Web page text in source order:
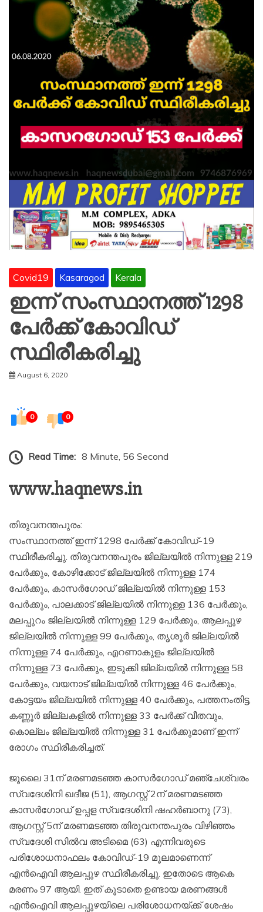
Covid19 Kasaragod Kerala
ഇന്ന് സംസ്ഥാനത്ത് 1298
പേർക്ക് കോവിഡ്
സ്ഥിരീകരിച്ചു
August 6, 2020
0 0
Read Time: 8 Minute, 56 Second
www.haqnews.in
തിരുവനന്തപുരം:
സംസ്ഥാനത്ത് ഇന്ന് 1298 പേര്‍ക്ക് കോവിഡ്-19
സ്ഥിരീകരിച്ചു. തിരുവനന്തപുരം ജില്ലയില്‍ നിന്നുള്ള 219
പേര്‍ക്കും, കോഴിക്കോട് ജില്ലയില്‍ നിന്നുള്ള 174
പേര്‍ക്കും, കാസര്‍ഗോഡ് ജില്ലയില്‍ നിന്നുള്ള 153
പേര്‍ക്കും, പാലക്കാട് ജില്ലയില്‍ നിന്നുള്ള 136 പേര്‍ക്കും,
മലപ്പുറം ജില്ലയില്‍ നിന്നുള്ള 129 പേര്‍ക്കും, ആലപ്പുഴ
ജില്ലയില്‍ നിന്നുള്ള 99 പേര്‍ക്കും, തൃശൂര്‍ ജില്ലയില്‍
നിന്നുള്ള 74 പേര്‍ക്കും, എറണാകുളം ജില്ലയില്‍
നിന്നുള്ള 73 പേര്‍ക്കും, ഇടുക്കി ജില്ലയില്‍ നിന്നുള്ള 58
പേര്‍ക്കും, വയനാട് ജില്ലയില്‍ നിന്നുള്ള 46 പേര്‍ക്കും,
കോട്ടയം ജില്ലയില്‍ നിന്നുള്ള 40 പേര്‍ക്കും, പത്തനംതിട്ട,
കണ്ണൂര്‍ ജില്ലകളില്‍ നിന്നുള്ള 33 പേര്‍ക്ക് വീതവും,
കൊല്ലം ജില്ലയില്‍ നിന്നുള്ള 31 പേര്‍ക്കുമാണ് ഇന്ന്
രോഗം സ്ഥിരീകരിച്ചത്.
ജൂലൈ 31ന് മരണമടഞ്ഞ കാസര്‍ഗോഡ് മഞ്ചേശ്വരം
സ്വദേശിനി ഖദീജ (51), ആഗസ്റ്റ് 2ന് മരണമടഞ്ഞ
കാസര്‍ഗോഡ് ഉപ്പള സ്വദേശിനി ഷഹര്‍ബാനു (73),
ആഗസ്റ്റ് 5ന് മരണമടഞ്ഞ തിരുവനന്തപുരം വിഴിഞ്ഞം
സ്വദേശി സില്‍വ അടിമൈ (63) എന്നിവരുടെ
പരിശോധനാഫലം കോവിഡ്-19 മൂലമാണെന്ന്
എന്‍ഐവി ആലപ്പുഴ സ്ഥിരീകരിച്ചു. ഇതോടെ ആകെ
മരണം 97 ആയി. ഇത് കൂടാതെ ഉണ്ടായ മരണങ്ങള്‍
എന്‍ഐവി ആലപ്പുഴയിലെ പരിശോധനയ്ക്ക് ശേഷം